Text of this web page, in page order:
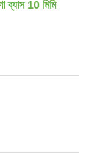
ব্যাস 10 মিমি